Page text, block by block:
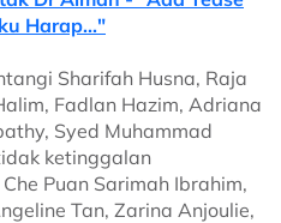
Harap..."
Sharifah Husna, Raja
Fadlan Hazim, Adriana
Syed Muhammad
ketinggalan
Puan Sarimah Ibrahim,
Tan, Zarina Anjoulie,